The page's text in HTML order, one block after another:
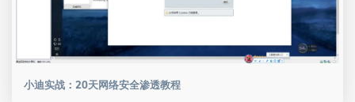
小迪实战：20天网络安全渗透教程